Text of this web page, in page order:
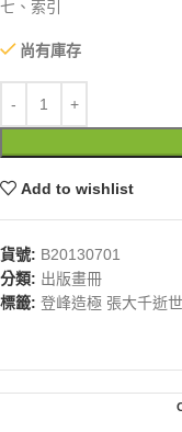
七、索引
尚有庫存
Add to wishlist
貨號: B20130701
分類: 出版畫冊
標籤: 登峰造極 張大千逝